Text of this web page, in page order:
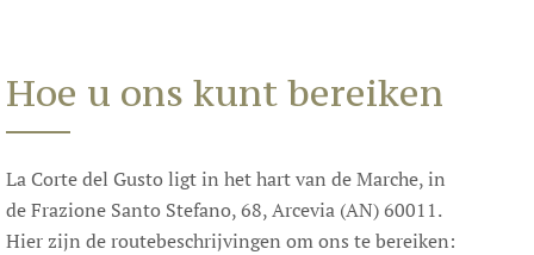
Hoe u ons kunt bereiken
La Corte del Gusto ligt in het hart van de Marche, in
de Frazione Santo Stefano, 68, Arcevia (AN) 60011.
Hier zijn de routebeschrijvingen om ons te bereiken: